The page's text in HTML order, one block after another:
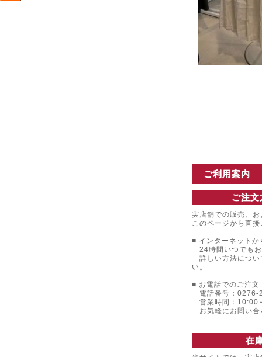
ご利用案内
ご注
実店舗での販売、
このページから直
■ インターネットか
24時間いつでも
詳しい方法につい
い。
■ お電話でのご注文
電話番号：0276-
営業時間：10:00
お気軽にお問い合
在